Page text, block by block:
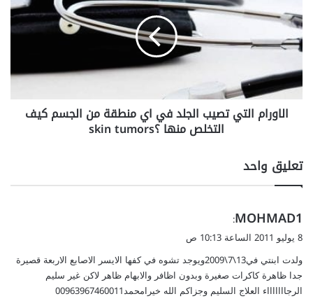
ع
ر
ق
و
ع
ل
ا
ر
ا
ئ
ة
ا
ل
ع
ر
ق
ا
و
ر
ا
م
ا
ل
ص
ي
ب
ل
ج
ل
د
ف
ي
الاورام التي تصيب الجلد في اي منطقة من الجسم كيف
التخلص منها ؟skin tumors
تعليق واحد
ي
ق
ل
MOHMAD1
:
8 يوليو 2011 الساعة 10:13 ص
ولدت ابنتي في13\7\2009ويوجد تشوه في كفها الايسر الاصابع الاربعة قصيرة
جدا ظاهرة كاكرات صغيرة وبدون اظافر والابهام ظاهر لاكن غير سليم
الرجاااااااء العلاج السليم وجزاكم الله خيرامحمد00963967460011